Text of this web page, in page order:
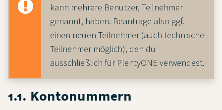
kann mehrere Benutzer, Teilnehmer
genannt, haben. Beantrage also ggf.
einen neuen Teilnehmer (auch technische
Teilnehmer möglich), den du
ausschließlich für PlentyONE verwendest.
1.1. Kontonummern